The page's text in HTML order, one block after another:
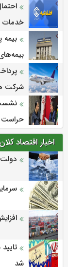
خدمات
بیمه
شرکت
نشست
حراست
اخبار اقتصاد کلان
سرمایه
افزایش 69 درصدی صادرات
شد